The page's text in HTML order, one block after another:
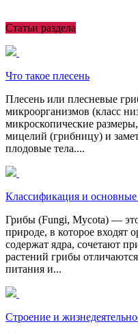
Статьи раздела
Что такое плесень
Плесень или плесневые
микроорганизмов (класс
микроскопические
мицелий (грибницу) и
плодовые тела....
Классификация и
Грибы (Fungi, Mycota) —
природе, в которое входят
содержат ядра, сочетают
растений грибы
питания и...
Строение и